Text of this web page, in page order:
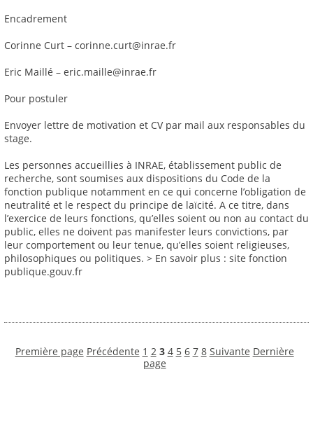
Encadrement
Corinne Curt – corinne.curt@inrae.fr
Eric Maillé – eric.maille@inrae.fr
Pour postuler
Envoyer lettre de motivation et CV par mail aux responsables du
stage.
Les personnes accueillies à INRAE, établissement public de
recherche, sont soumises aux dispositions du Code de la
fonction publique notamment en ce qui concerne l’obligation de
neutralité et le respect du principe de laïcité. A ce titre, dans
l’exercice de leurs fonctions, qu’elles soient ou non au contact du
public, elles ne doivent pas manifester leurs convictions, par
leur comportement ou leur tenue, qu’elles soient religieuses,
philosophiques ou politiques. > En savoir plus : site fonction
publique.gouv.fr
Première page Précédente 1 2 3 4 5 6 7 8 Suivante Dernière
page